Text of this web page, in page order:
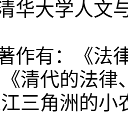
华大学人文
作有：《法
清代的法律
三角洲的小